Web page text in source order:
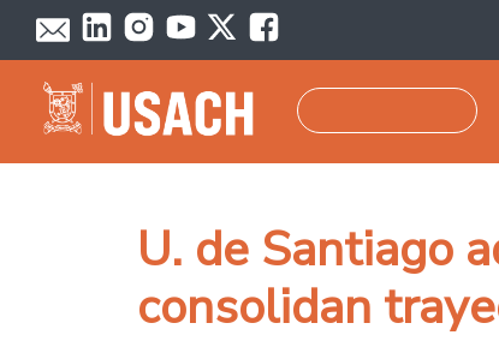
Pasar al contenido principal
U. de Santiago
consolidan